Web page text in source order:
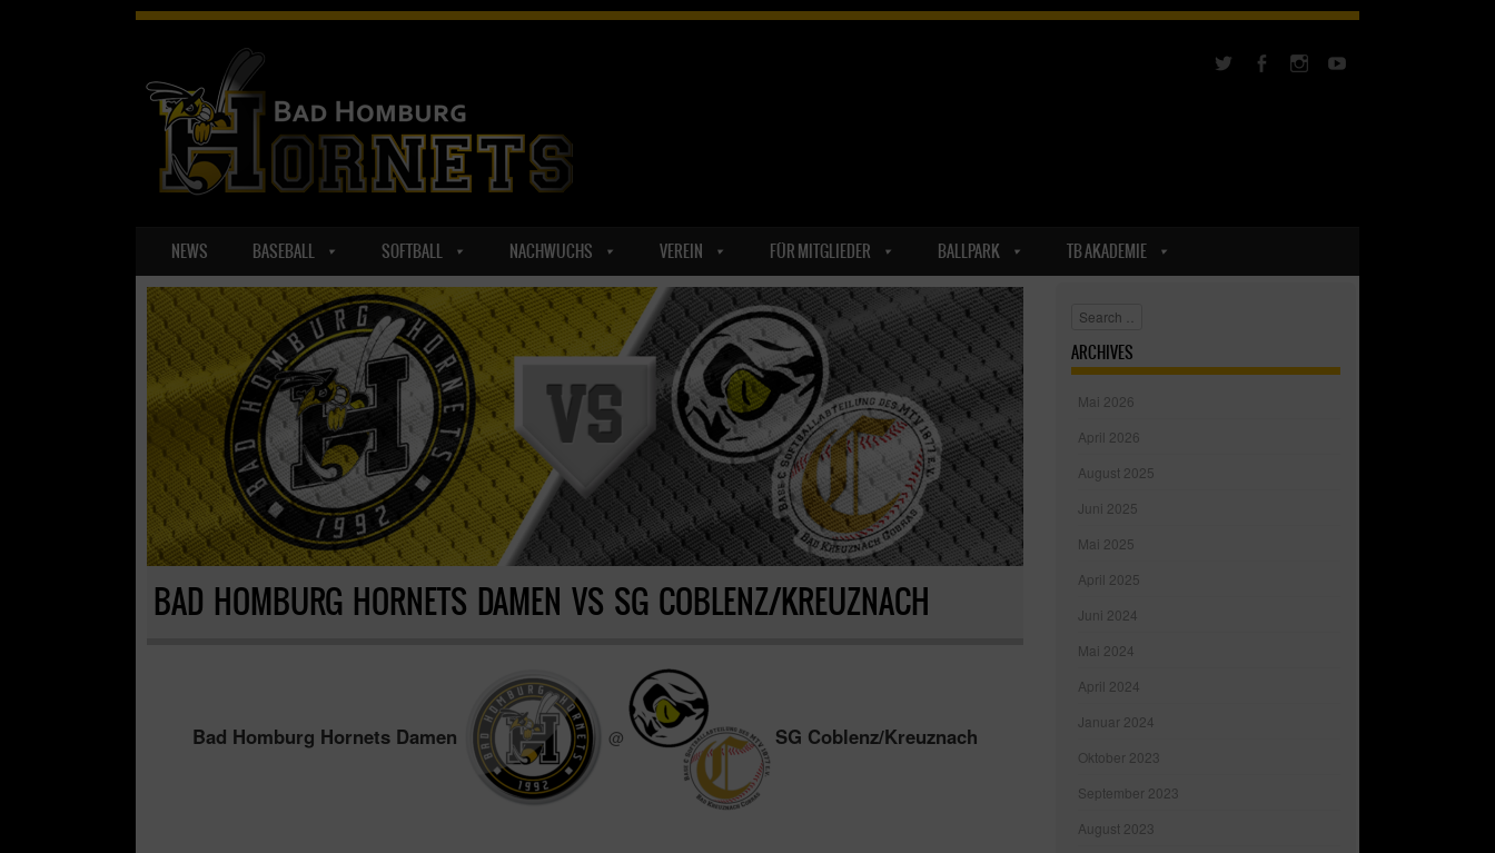
MENU
SKIP TO CONTENT
NEWS BASEBALL SOFTBALL NACHWUCHS VEREIN FÜR MITGLIEDER BALLPARK TB AKADEMIE
BAD HOMBURG HORNETS DAMEN VS SG COBLENZ/KREUZNACH
Bad Homburg Hornets Damen @ SG Coblenz/Kreuznach
Search
ARCHIVES
Mai 2026
April 2026
August 2025
Juni 2025
Mai 2025
April 2025
Juni 2024
Mai 2024
April 2024
Januar 2024
Oktober 2023
September 2023
August 2023